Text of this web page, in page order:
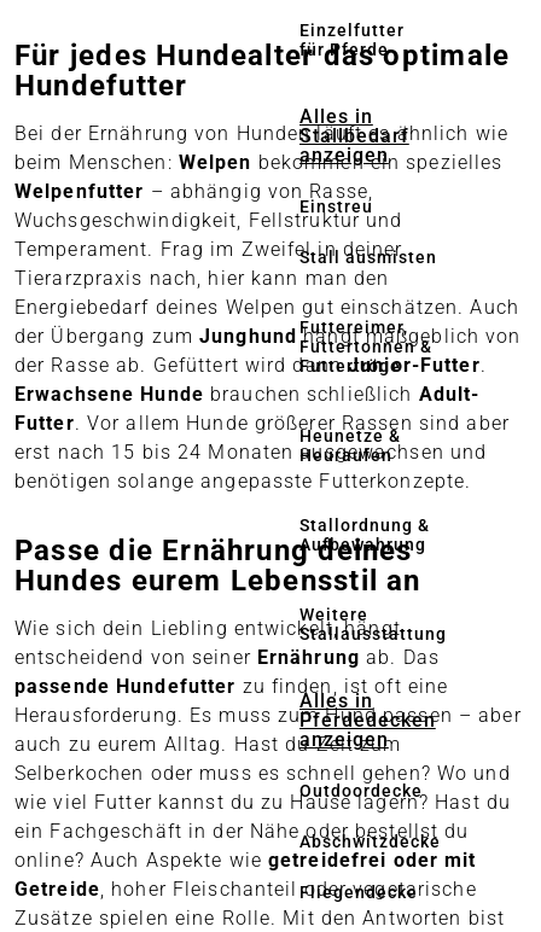
Einzelfutter
für Pferde
Alles in
Stallbedarf
anzeigen
Einstreu
Stall ausmisten
Futtereimer,
Futtertonnen &
Futtertröge
Heunetze &
Heuraufen
Stallordnung &
Aufbewahrung
Weitere
Stallausstattung
Alles in
Pferdedecken
anzeigen
Outdoordecke
Abschwitzdecke
Fliegendecke
Für jedes Hundealter das optimale
Hundefutter
Bei der Ernährung von Hunden läuft es ähnlich wie
beim Menschen: Welpen bekommen ein spezielles
Welpenfutter – abhängig von Rasse,
Wuchsgeschwindigkeit, Fellstruktur und
Temperament. Frag im Zweifel in deiner
Tierarzpraxis nach, hier kann man den
Energiebedarf deines Welpen gut einschätzen. Auch
der Übergang zumJunghundhängt maßgeblich von
der Rasse ab. Gefüttert wird dannJunior-Futter.
Erwachsene Hunde brauchen schließlich Adult-
Futter. Vor allem Hunde größerer Rassen sind aber
erst nach 15 bis 24 Monaten ausgewachsen und
benötigen solange angepasste Futterkonzepte.
Passe die Ernährung deines
Hundes eurem Lebensstil an
Wie sich dein Liebling entwickelt, hängt
entscheidend von seiner Ernährung ab. Das
passende Hundefutter zu finden, ist oft eine
Herausforderung. Es muss zum Hund passen – aber
auch zu eurem Alltag. Hast du Zeit zum
Selberkochen oder muss es schnell gehen? Wo und
wie viel Futter kannst du zu Hause lagern? Hast du
ein Fachgeschäft in der Nähe oder bestellst du
online? Auch Aspekte wie getreidefrei oder mit
Getreide, hoher Fleischanteil oder vegetarische
Zusätze spielen eine Rolle. Mit den Antworten bist